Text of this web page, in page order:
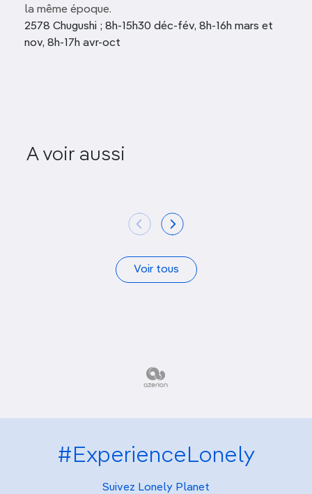
la même époque.
2578 Chugushi ; 8h-15h30 déc-fév, 8h-16h mars et
nov, 8h-17h avr-oct
A voir aussi
Perry Road
Voir tous
#ExperienceLonely
Suivez Lonely Planet